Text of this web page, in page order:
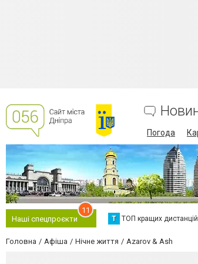
Погода
Наші спецпроєкти
11
Т ТОП кращих
Головна Афіша Нічне життя Azarov & Ash